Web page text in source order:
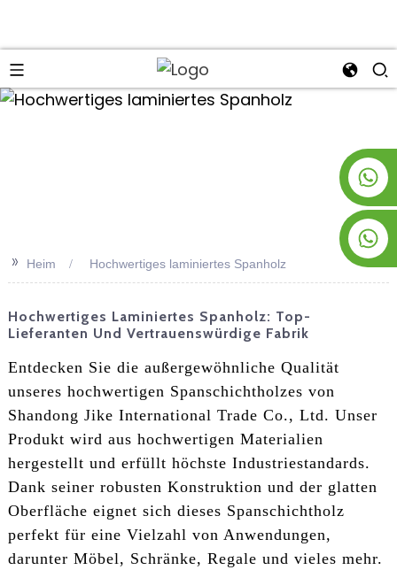
>>
Heim Hochwertiges laminiertes Spanholz
Hochwertiges Laminiertes Spanholz: Top-
Lieferanten Und Vertrauenswürdige Fabrik
Entdecken Sie die außergewöhnliche Qualität
unseres hochwertigen Spanschichtholzes von
Shandong Jike International Trade Co., Ltd. Unser
Produkt wird aus hochwertigen Materialien
hergestellt und erfüllt höchste Industriestandards.
Dank seiner robusten Konstruktion und der glatten
Oberfläche eignet sich dieses Spanschichtholz
perfekt für eine Vielzahl von Anwendungen,
darunter Möbel, Schränke, Regale und vieles mehr.